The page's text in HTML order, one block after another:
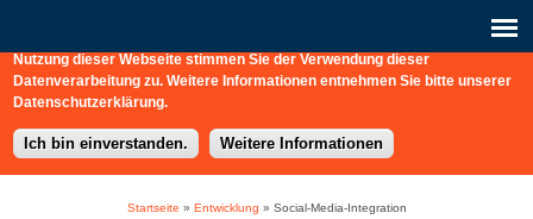
Diese Webseite nutzt Cookies, Analysedienste (Matomo) und eingebettet
Nutzung dieser Webseite stimmen Sie der Verwendung dieser
Datenverarbeitung zu. Weitere Informationen entnehmen Sie bitte unserer
Datenschutzerklärung.
Ich bin einverstanden. Weitere Informationen
b-connect +49 / (0) 30 / 217 363-0 Schreiben Sie uns hier!
Startseite » Entwicklung » Social-Media-Integration